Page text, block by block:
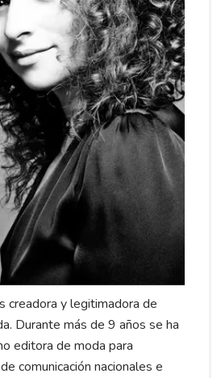
creadora y legitimadora de
Durante más de 9 años se ha
editora de moda para
comunicación nacionales e